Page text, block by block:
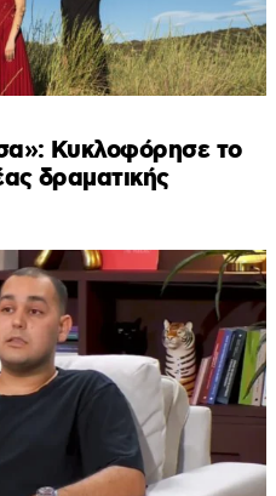
Κυκλοφόρησε το
δραματικής